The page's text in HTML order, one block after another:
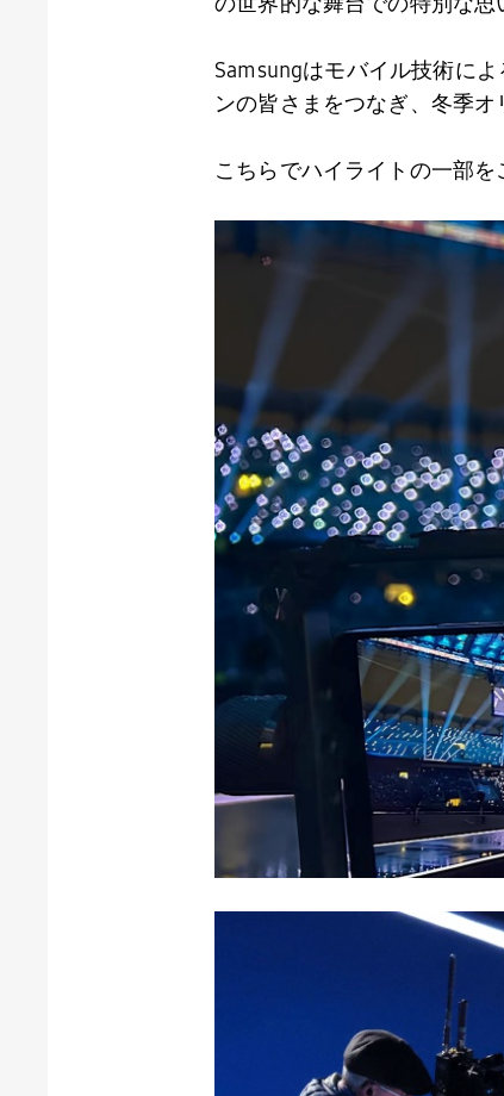
Samsungはモバイル技術に
ンの皆さまをつなぎ、冬季
こちらでハイライトの一部を